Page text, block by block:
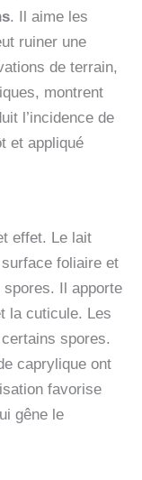
. Il aime les
ruiner une
de terrain,
montrent
l’incidence de
et appliqué
effet. Le lait
foliaire et
Il apporte
la cuticule. Les
spores.
caprylique ont
favorise
gêne le